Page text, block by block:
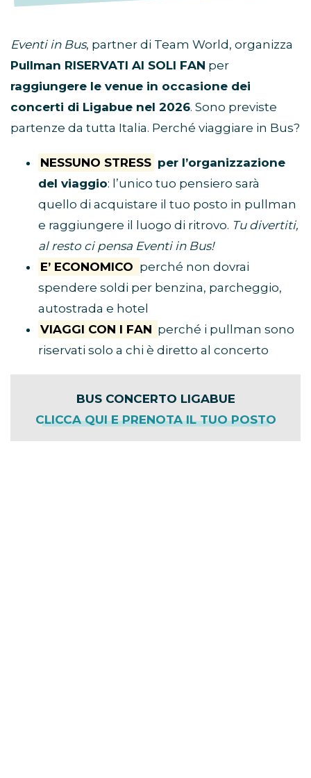
Eventi in Bus, partner di Team World, organizza
Pullman RISERVATI AI SOLI FAN per
raggiungere le venue in occasione dei
concerti di Ligabue nel 2026. Sono previste
partenze da tutta Italia. Perché viaggiare in Bus?
NESSUNO STRESS per l’organizzazione
del viaggio: l’unico tuo pensiero sarà
quello di acquistare il tuo posto in pullman
e raggiungere il luogo di ritrovo. Tu divertiti,
al resto ci pensa Eventi in Bus!
E’ ECONOMICO perché non dovrai
spendere soldi per benzina, parcheggio,
autostrada e hotel
VIAGGI CON I FAN perché i pullman sono
riservati solo a chi è diretto al concerto
BUS CONCERTO LIGABUE
CLICCA QUI E PRENOTA IL TUO POSTO